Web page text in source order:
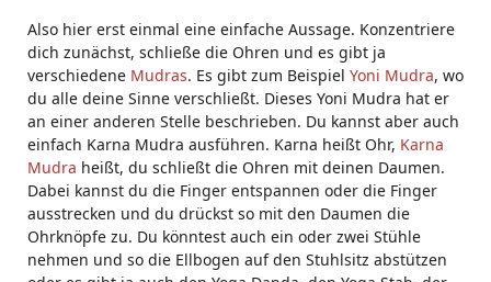
Also hier erst einmal eine einfache Aussage. Konzentriere
dich zunächst, schließe die Ohren und es gibt ja
verschiedene Mudras. Es gibt zum Beispiel Yoni Mudra, wo
du alle deine Sinne verschließt. Dieses Yoni Mudra hat er
an einer anderen Stelle beschrieben. Du kannst aber auch
einfach Karna Mudra ausführen. Karna heißt Ohr, Karna
Mudra heißt, du schließt die Ohren mit deinen Daumen.
Dabei kannst du die Finger entspannen oder die Finger
ausstrecken und du drückst so mit den Daumen die
Ohrknöpfe zu. Du könntest auch ein oder zwei Stühle
nehmen und so die Ellbogen auf den Stuhlsitz abstützen